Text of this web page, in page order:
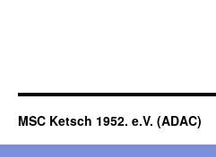
MSC Ketsch 1952. e.V. (ADAC)